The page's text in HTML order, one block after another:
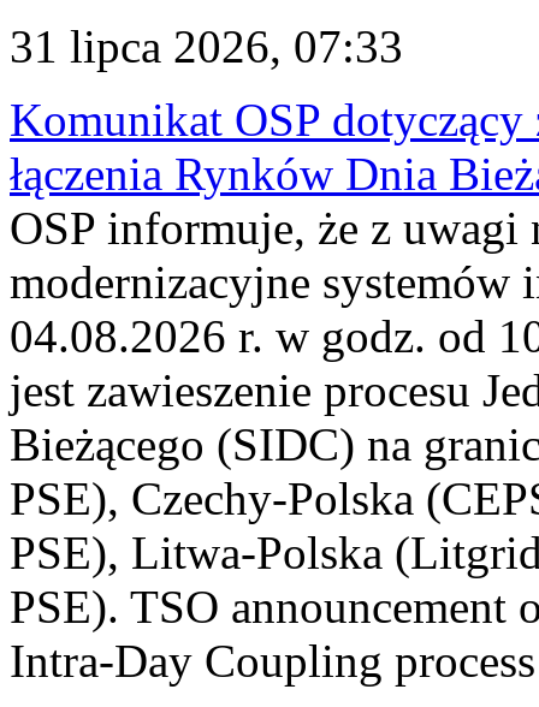
31 lipca 2026, 07:33
Komunikat OSP dotyczący
łączenia Rynków Dnia
OSP informuje, że z uwagi
modernizacyjne
04.08.2026 r. w godz. od
jest zawieszenie procesu
Bieżącego (SIDC) na
PSE), Czechy-Polska
PSE), Litwa-Polska
PSE). TSO announcement
Intra-Day Coupling